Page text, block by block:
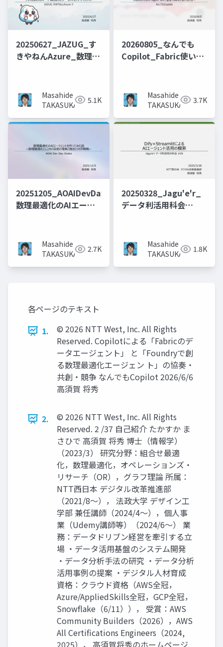
20250627_JAZUG_す
きやねんAzure_数理最
理最適化をより身近な
ものにするために_ー万
博訪問ルート最適化サ
ービスを作ってみたー
Masahide
TAKASUKA
5.1K
20260805_なんでも
Copilot_Fabric使いの
せ 〜Copilotから呼
ぶ・Agent 365で管
理・Fabricと使い分け
る〜
Masahide
TAKASUKA
3.7K
20251205_AOAIDevDayOsaka_
数理最適化のAIエージ
役割の理解と共存戦略
ー
Masahide
TAKASUKA
2.7K
20250328_Jagu'e'r_
データ利活用科会
の模索
Masahide
TAKASUKA
1.8K
各ページのテキスト
1.
© 2026 NTT West, Inc. All Rights
Reserved. Copilotによる「Fabricのデ
ータエージェント」 と「Foundryで創
る数理最適化エージェン ト」の協奏・
共創・競争 なんでもCopilot 2026/6/6
高須賀 将秀
2.
© 2026 NTT West, Inc. All Rights
Reserved. 2 /37 自己紹介 たかすか ま
さひで 高須賀 将秀 博士（情報学）
（2023/3） 研究分野：組合せ最適
化，数理最適化，オペレーションズ・
リサーチ（OR），グラフ理論 所属：
NTT西日本 デジタル改革推進部
（2021/8～）， 法政大学 デザイン工
学部 兼任講師（2024/4～），個人事
業（Udemy講師等）（2024/6～） 業
務：データドリブン経営を牽引する立
場 ・データ活用基盤のシステム開発
・データ分析手法の研究 ・データ分析
活用事例の提案 ・デジタル人材育成
資格：クラウド資格（AWS全冠，
Azure/AppliedSkills全冠，GCP全冠，
Snowflake（6/11））， 受賞：AWS
Community Builders（2026），AWS
All Certifications Engineers（2024,